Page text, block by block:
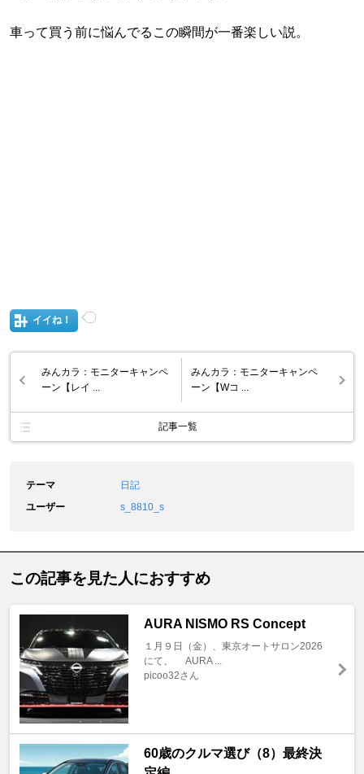
車って買う前に悩んでるこの瞬間が一番楽しい説。
イイね！
みんカラ：モニターキャンペ
ーン【レイ ...
みんカラ：モニターキャンペ
ーン【Wコ ...
記事一覧
テーマ
日記
ユーザー
s_8810_s
この記事を見た人におすすめ
AURA NISMO RS Concept
１月９日（金）、東京オートサロン2026
にて、 AURA ...
picoo32さん
60歳のクルマ選び（8）最終決